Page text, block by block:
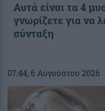
Αυτά είναι τα 4
γνωρίζετε για να
σύνταξη
07:44, 6 Αυγούστου 2026